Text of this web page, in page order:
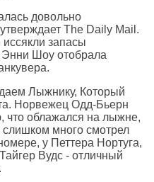
довольно
The Daily Mail .
запасы
Энни Шоу отобрала
Лыжнику, Который
Норвежец Одд-Бьерн
что облажался на лыжне,
слишком много смотрел
у Петтера Нортуга,
Вудс - отличный